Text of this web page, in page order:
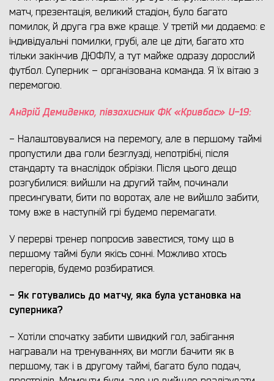
матч, презентація, великий стадіон, було багато
помилок, й друга гра вже краще. У третій ми додаємо: є
індивідуальні помилки, грубі, але це діти, багато хто
тільки закінчив ДЮФЛУ, а тут майже одразу дорослий
футбол. Суперник – організована команда. Я їх вітаю з
перемогою.
Андрій Демиденко, півзахисник ФК «Кривбас» U-19:
- Налаштовувалися на перемогу, але в першому таймі
пропустили два голи безглузді, непотрібні, після
стандарту та внаслідок обрізки. Після цього дещо
розгубилися: вийшли на другий тайм, починали
пресингувати, бити по воротах, але не вийшло забити,
тому вже в наступній грі будемо перемагати.
У перерві тренер попросив завестися, тому що в
першому таймі були якісь сонні. Можливо хтось
перегорів, будемо розбиратися.
- Як готувались до матчу, яка була установка на
суперника?
- Хотіли спочатку забити швидкий гол, забігання
награвали на тренуваннях, ви могли бачити як в
першому, так і в другому таймі, багато було подач,